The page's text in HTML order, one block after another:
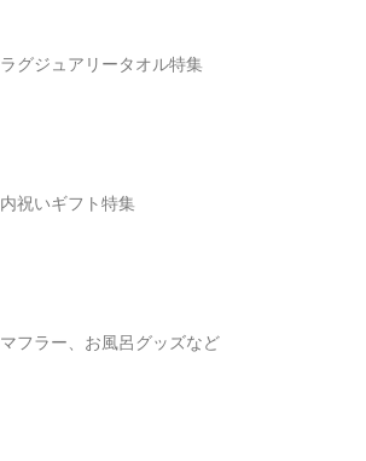
ラグジュアリータオル特集
内祝いギフト特集
マフラー、お風呂グッズなど